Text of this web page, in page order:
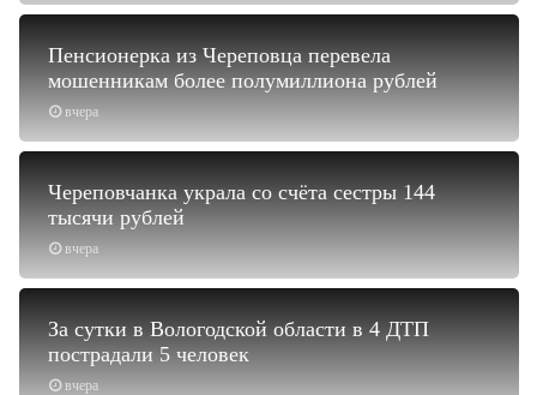
вчера
Пенсионерка из Череповца перевела
мошенникам более полумиллиона рублей
вчера
Череповчанка украла со счёта сестры 144
тысячи рублей
вчера
За сутки в Вологодской области в 4 ДТП
пострадали 5 человек